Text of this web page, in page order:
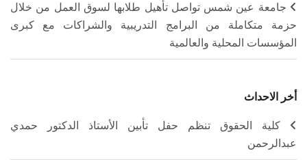
جامعة عين شمس تواصل تأهيل طلابها لسوق العمل من خلال
حزمة متكاملة من البرامج التدريبية والشراكات مع كبرى
المؤسسات المحلية والعالمية
أخر الاحداث
كلية الحقوق تنظم حفل تأبين الأستاذ الدكتور حمدي
عبدالرحمن